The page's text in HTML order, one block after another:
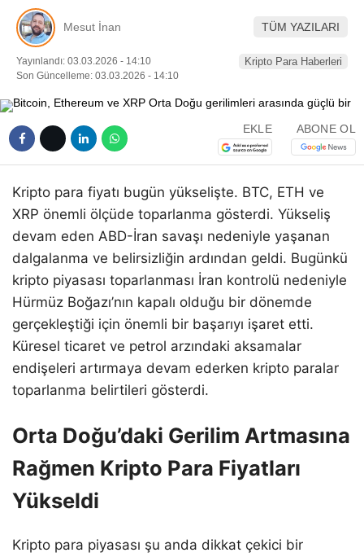
Telegram
Mesut İnan TÜM YAZILARI
Yayınlandı: 03.03.2026 - 14:10
Son Güncelleme: 03.03.2026 - 14:10
Kripto Para Haberleri
EKLE ABONE OL
Kripto para fiyatı bugün yükselişte. BTC, ETH ve
XRP önemli ölçüde toparlanma gösterdi. Yükseliş
devam eden ABD-İran savaşı nedeniyle yaşanan
dalgalanma ve belirsizliğin ardından geldi. Bugünkü
kripto piyasası toparlanması İran kontrolü nedeniyle
Hürmüz Boğazı’nın kapalı olduğu bir dönemde
gerçekleştiği için önemli bir başarıyı işaret etti.
Küresel ticaret ve petrol arzındaki aksamalar
endişeleri artırmaya devam ederken kripto paralar
toparlanma belirtileri gösterdi.
Orta Doğu’daki Gerilim Artmasına
Rağmen Kripto Para Fiyatları
Yükseldi
Kripto para piyasası şu anda dikkat çekici bir